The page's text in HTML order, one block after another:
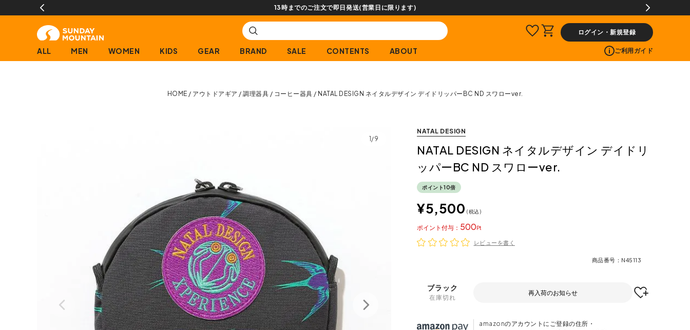
【会員限定】交換送料片道無料サービス
ログイン・新規登録
ALL MEN WOMEN KIDS GEAR BRAND SALE CONTENTS ABOUT ご利用ガイド
HOME アウトドアギア 調理器具 コーヒー器具 NATAL DESIGN ネイタルデザイン デイドリッパーBC ND スワローver.
1/9
NATAL DESIGN
NATAL DESIGN ネイタルデザイン デイドリ
ッパーBC ND スワローver.
ポイント10倍
¥5,500 税込
500
ポイント
レビューを書く
商品番号 N45113
ブラック
在庫切れ
再入荷のお知らせ
amazonのアカウントにご登録の住所・